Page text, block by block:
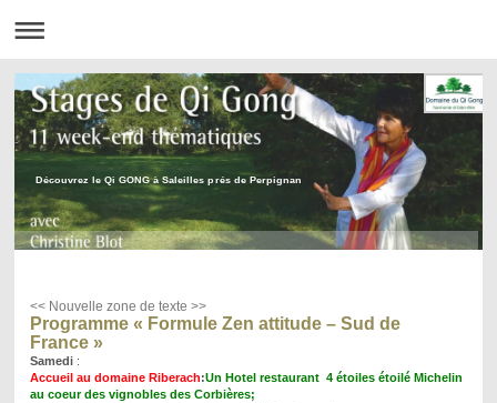
Découvrez le Qi GONG à Saleilles prés de Perpignan
<< Nouvelle zone de texte >>
Programme « Formule Zen attitude – Sud de
France »
Samedi :
Accueil au domaine Riberach:Un Hotel restaurant 4 étoiles étoilé Michelin
au coeur des vignobles des Corbières;